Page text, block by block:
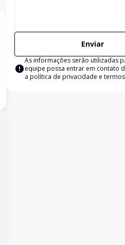
Enviar
As informações serão utilizadas
equipe possa entrar em contato
a política de privacidade e